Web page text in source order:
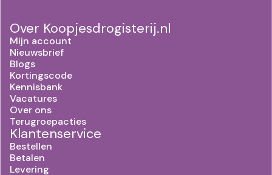
Over Koopjesdrogisterij.nl
Mijn account
Nieuwsbrief
Blogs
Kortingscode
Kennisbank
Vacatures
Over ons
Terugroepacties
Klantenservice
Bestellen
Betalen
Levering